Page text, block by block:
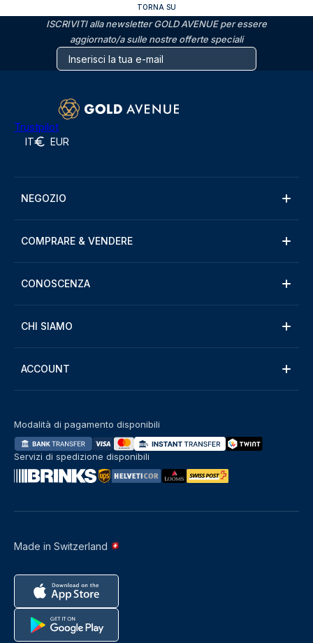
TORNA SU
ISCRIVITI alla newsletter GOLD AVENUE per essere
aggiornato/a sulle nostre offerte speciali
Trustpilot
IT EUR
NEGOZIO
COMPRARE & VENDERE
CONOSCENZA
CHI SIAMO
ACCOUNT
Made in Switzerland
Modalità di pagamento disponibili
Servizi di spedizione disponibili